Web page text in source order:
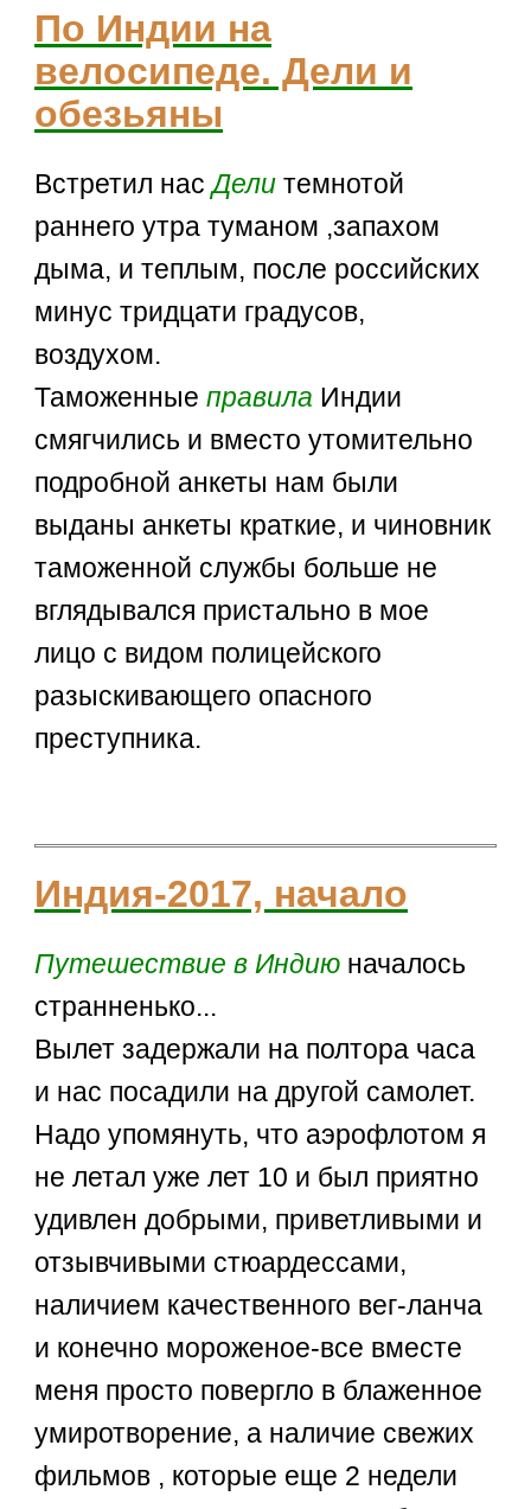
По Индии на
велосипеде. Дели и
обезьяны
Встретил насДели темнотой
раннего утра туманом ,запахом
дыма, и теплым, после российских
минус тридцати градусов,
воздухом.
Таможенныеправила Индии
смягчились и вместо утомительно
подробной анкеты нам были
выданы анкеты краткие, и чиновник
таможенной службы больше не
вглядывался пристально в мое
лицо с видом полицейского
разыскивающего опасного
преступника.
Индия-2017, начало
Путешествие в Индию началось
странненько...
Вылет задержали на полтора часа
и нас посадили на другой самолет.
Надо упомянуть, что аэрофлотом я
не летал уже лет 10 и был приятно
удивлен добрыми, приветливыми и
отзывчивыми стюардессами,
наличием качественного вег-ланча
и конечно мороженое-все вместе
меня просто повергло в блаженное
умиротворение, а наличие свежих
фильмов , которые еще 2 недели